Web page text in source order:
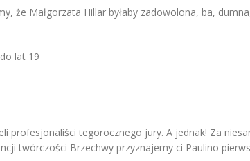
że Małgorzata Hillar byłaby zadowolona, ba,
lat 19
profesjonaliści tegorocznego jury. A jednak! Za
twórczości Brzechwy przyznajemy ci Paulino